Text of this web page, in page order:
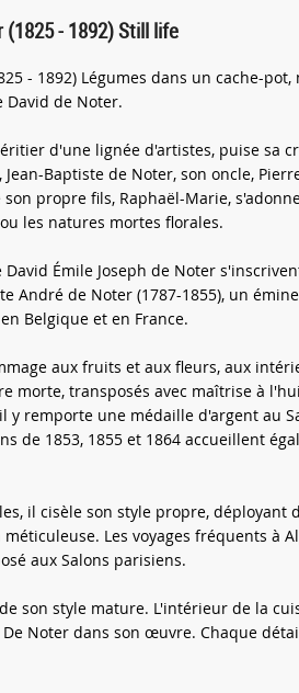
(1825 - 1892) Still life
- 1892) Légumes dans un cache-
David de Noter.
d'une lignée d'artistes, puise sa
Baptiste de Noter, son oncle,
propre fils, Raphaël-Marie,
les natures mortes florales.
Émile Joseph de Noter
André de Noter (1787-1855), un
Belgique et en France.
aux fruits et aux fleurs, aux
morte, transposés avec maîtrise à
y remporte une médaille d'argent au
de 1853, 1855 et 1864 accueillent
il cisèle son style propre, déployant
Les voyages fréquents à
aux Salons parisiens.
son style mature. L'intérieur de la
Noter dans son œuvre. Chaque